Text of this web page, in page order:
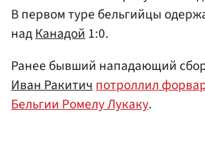
В первом туре бельгийцы
надКанадой1:0.
Ранее бывший нападающий
Иван Ракитичпотроллил
Бельгии Ромелу Лукаку.